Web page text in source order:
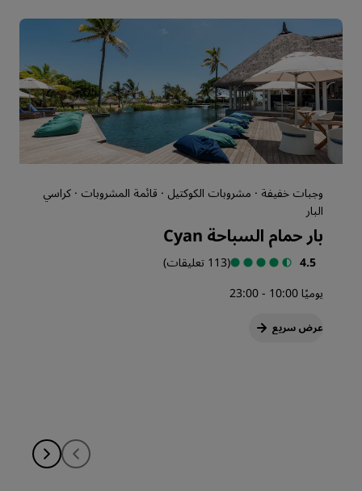
وجبات خفيفة · مشروبات الكوكتيل · قائمة المشروبات · كراسي
البار
بار حمام السباحة Cyan
4.5
(113 تعليقات)
يوميًا 10:00 - 23:00
عرض سريع